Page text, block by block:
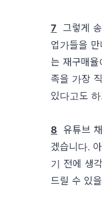
7 그렇게
업가들을
는 재구매
족을 가장
있다고도 하
8 유튜브
겠습니다.
기 전에 생
드릴 수 있